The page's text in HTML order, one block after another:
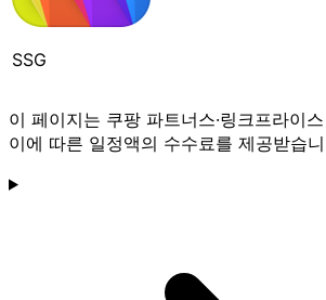
SSG
이 페이지는 쿠팡 파트너스·링크프라이
이에 따른 일정액의 수수료를 제공받습